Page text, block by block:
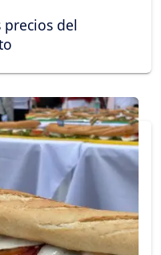
precios del